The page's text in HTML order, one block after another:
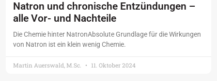
Natron und chronische Entzündungen –
alle Vor- und Nachteile
Die Chemie hinter NatronAbsolute Grundlage für die Wirkungen
von Natron ist ein klein wenig Chemie.
Martin Auerswald, M.Sc. 11. Oktober 2024